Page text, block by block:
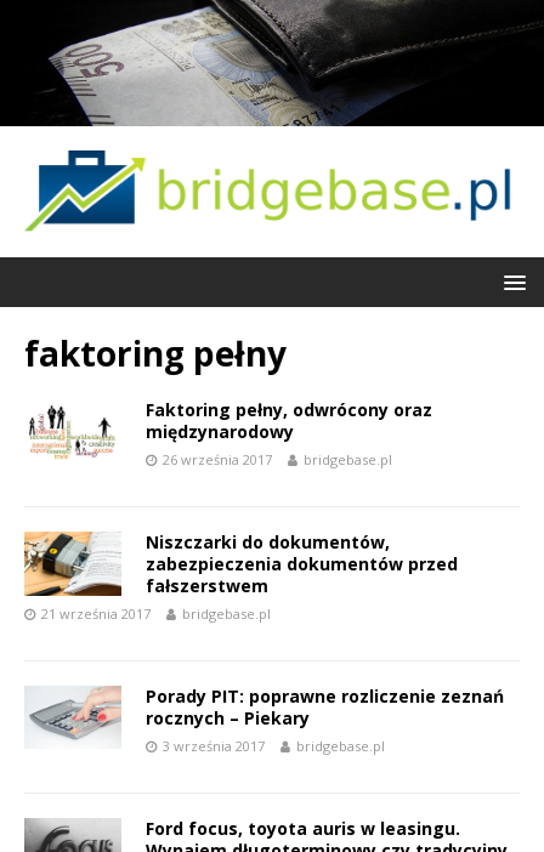
faktoring pełny
Faktoring pełny, odwrócony oraz
międzynarodowy
26 września 2017 bridgebase.pl
Niszczarki do dokumentów,
zabezpieczenia dokumentów przed
fałszerstwem
21 września 2017 bridgebase.pl
Porady PIT: poprawne rozliczenie zeznań
rocznych – Piekary
3 września 2017 bridgebase.pl
Ford focus, toyota auris w leasingu.